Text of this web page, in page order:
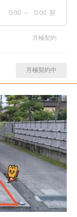
0:00 ～ 0:00 契
月極契約
月極契約中